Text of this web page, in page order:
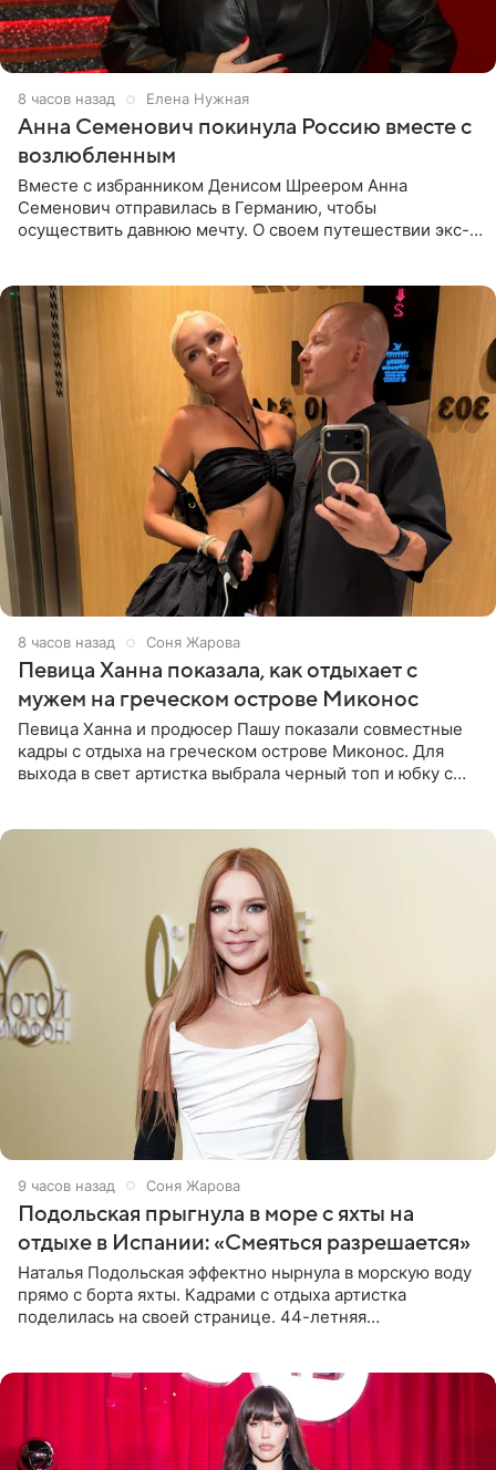
8 часов назад Елена Нужная
Анна Семенович покинула Россию вместе с
возлюбленным
Вместе с избранником Денисом Шреером Анна
Семенович отправилась в Германию, чтобы
осуществить давнюю мечту. О своем путешествии экс-
8 часов назад Соня Жарова
Певица Ханна показала, как отдыхает с
мужем на греческом острове Миконос
Певица Ханна и продюсер Пашу показали совместные
кадры с отдыха на греческом острове Миконос. Для
выхода в свет артистка выбрала черный топ и юбку с
9 часов назад Соня Жарова
Подольская прыгнула в море с яхты на
отдыхе в Испании: «Смеяться разрешается»
Наталья Подольская эффектно нырнула в морскую воду
прямо с борта яхты. Кадрами с отдыха артистка
поделилась на своей странице. 44-летняя